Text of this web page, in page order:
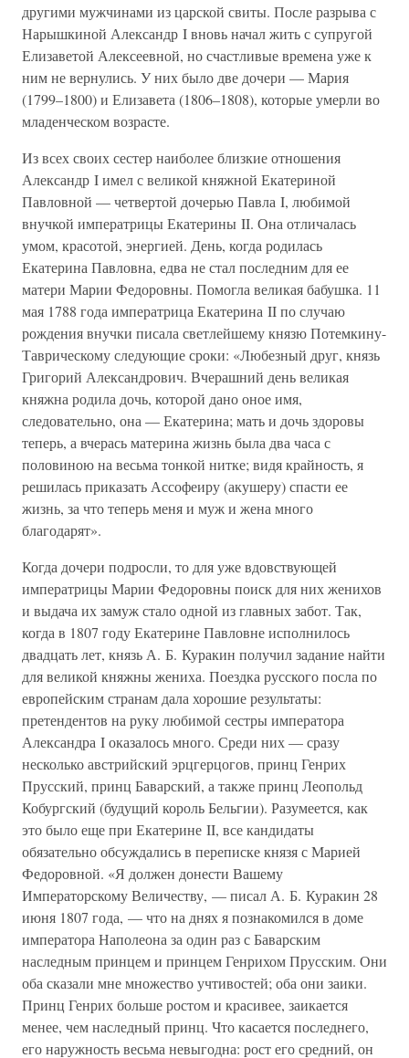
другими мужчинами из царской свиты. После разрыва с
Нарышкиной Александр I вновь начал жить с супругой
Елизаветой Алексеевной, но счастливые времена уже к
ним не вернулись. У них было две дочери — Мария
(1799–1800) и Елизавета (1806–1808), которые умерли во
младенческом возрасте.
Из всех своих сестер наиболее близкие отношения
Александр I имел с великой княжной Екатериной
Павловной — четвертой дочерью Павла I, любимой
внучкой императрицы Екатерины II. Она отличалась
умом, красотой, энергией. День, когда родилась
Екатерина Павловна, едва не стал последним для ее
матери Марии Федоровны. Помогла великая бабушка. 11
мая 1788 года императрица Екатерина II по случаю
рождения внучки писала светлейшему князю Потемкину-
Таврическому следующие сроки: «Любезный друг, князь
Григорий Александрович. Вчерашний день великая
княжна родила дочь, которой дано оное имя,
следовательно, она — Екатерина; мать и дочь здоровы
теперь, а вчерась материна жизнь была два часа с
половиною на весьма тонкой нитке; видя крайность, я
решилась приказать Ассофеиру (акушеру) спасти ее
жизнь, за что теперь меня и муж и жена много
благодарят».
Когда дочери подросли, то для уже вдовствующей
императрицы Марии Федоровны поиск для них женихов
и выдача их замуж стало одной из главных забот. Так,
когда в 1807 году Екатерине Павловне исполнилось
двадцать лет, князь А. Б. Куракин получил задание найти
для великой княжны жениха. Поездка русского посла по
европейским странам дала хорошие результаты:
претендентов на руку любимой сестры императора
Александра I оказалось много. Среди них — сразу
несколько австрийский эрцгерцогов, принц Генрих
Прусский, принц Баварский, а также принц Леопольд
Кобургский (будущий король Бельгии). Разумеется, как
это было еще при Екатерине II, все кандидаты
обязательно обсуждались в переписке князя с Марией
Федоровной. «Я должен донести Вашему
Императорскому Величеству, — писал А. Б. Куракин 28
июня 1807 года, — что на днях я познакомился в доме
императора Наполеона за один раз с Баварским
наследным принцем и принцем Генрихом Прусским. Они
оба сказали мне множество учтивостей; оба они заики.
Принц Генрих больше ростом и красивее, заикается
менее, чем наследный принц. Что касается последнего,
его наружность весьма невыгодна: рост его средний, он